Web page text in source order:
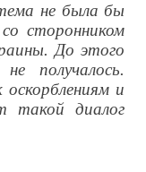
не была бы
сторонником
До этого
получалось.
и
такой диалог